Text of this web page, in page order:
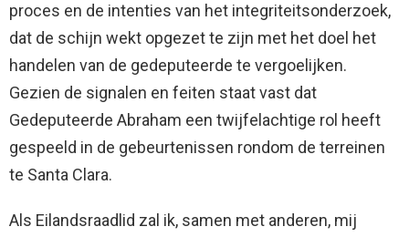
proces en de intenties van het integriteitsonderzoek,
dat de schijn wekt opgezet te zijn met het doel het
handelen van de gedeputeerde te vergoelijken.
Gezien de signalen en feiten staat vast dat
Gedeputeerde Abraham een twijfelachtige rol heeft
gespeeld in de gebeurtenissen rondom de terreinen
te Santa Clara.
Als Eilandsraadlid zal ik, samen met anderen, mij